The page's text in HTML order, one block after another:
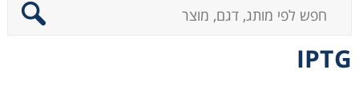
IPTG
Centrifuges
Chromatography